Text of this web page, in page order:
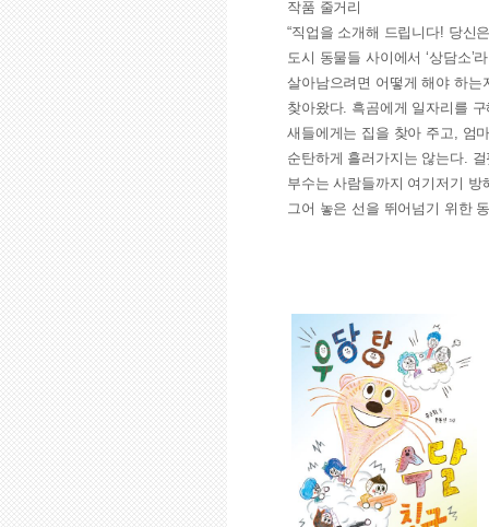
작품 줄거리
“직업을 소개해 드립니다! 당신
도시 동물들 사이에서 ‘상담소
살아남으려면 어떻게 해야 하
찾아왔다. 흑곰에게 일자리를
새들에게는 집을 찾아 주고, 엄
순탄하게 흘러가지는 않는다.
부수는 사람들까지 여기저기
그어 놓은 선을 뛰어넘기 위한